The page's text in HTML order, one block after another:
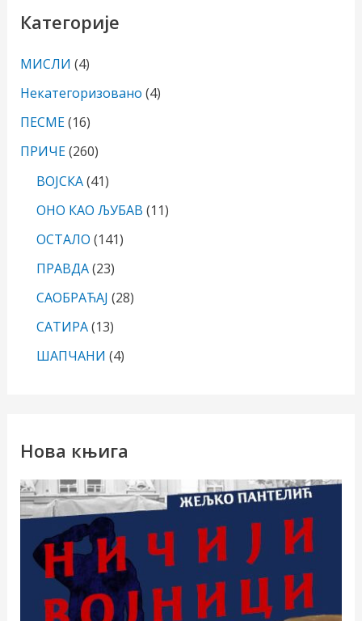
Категорије
МИСЛИ (4)
Некатегоризовано (4)
ПЕСМЕ(16)
ПРИЧЕ(260)
ВОЈСКА(41)
ОНО КАО ЉУБАВ (11)
ОСТАЛО (141)
ПРАВДА(23)
САОБРАЋАЈ (28)
САТИРА(13)
ШАПЧАНИ (4)
Нова књига